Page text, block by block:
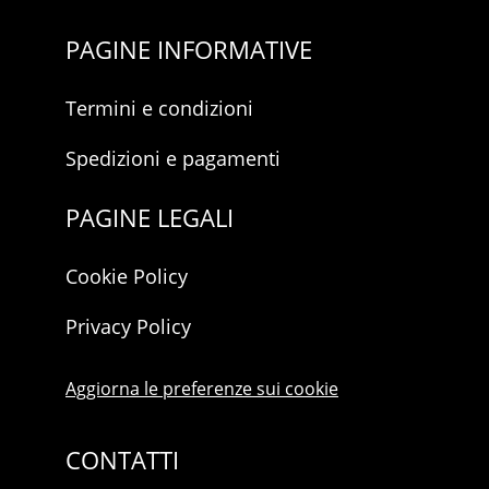
PAGINE INFORMATIVE
Termini e condizioni
Spedizioni e pagamenti
PAGINE LEGALI
Cookie Policy
Privacy Policy
Aggiorna le preferenze sui cookie
CONTATTI